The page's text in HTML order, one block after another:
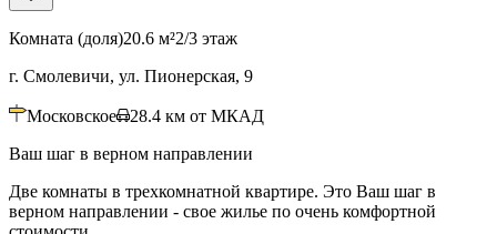
Комната (доля)20.6 м²2/3 этаж
г. Смолевичи, ул. Пионерская, 9
Московское 28.4 км от МКАД
Ваш шаг в верном направлении
Две комнаты в трехкомнатной квартире. Это Ваш шаг в
верном направлении - свое жилье по очень комфортной